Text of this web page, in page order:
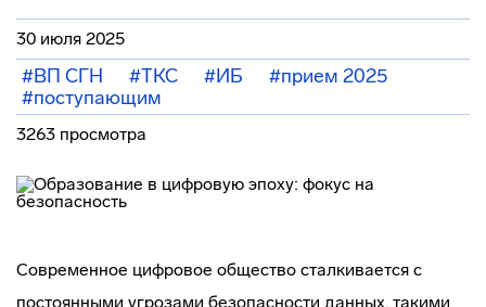
30 июля 2025
#ВП СГН #ТКС #ИБ
#прием 2025
#поступающим
3263 просмотра
Современное цифровое общество сталкивается с
постоянными угрозами безопасности данных, такими